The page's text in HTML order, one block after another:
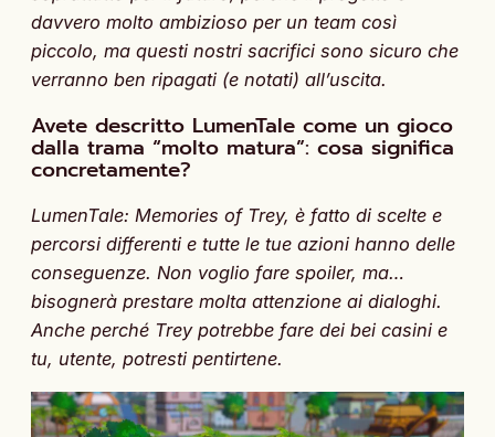
davvero molto ambizioso per un team così
piccolo, ma questi nostri sacrifici sono sicuro che
verranno ben ripagati (e notati) all’uscita.
Avete descritto LumenTale come un gioco
dalla trama “molto matura”: cosa significa
concretamente?
LumenTale: Memories of Trey, è fatto di scelte e
percorsi differenti e tutte le tue azioni hanno delle
conseguenze. Non voglio fare spoiler, ma…
bisognerà prestare molta attenzione ai dialoghi.
Anche perché Trey potrebbe fare dei bei casini e
tu, utente, potresti pentirtene.